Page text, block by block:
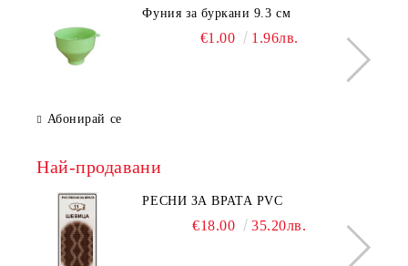
Фуния за буркани 9.3 см
€1.00 1.96лв.
Абонирай се
Най-продавани
РЕСНИ ЗА ВРАТА PVC
€18.00 35.20лв.